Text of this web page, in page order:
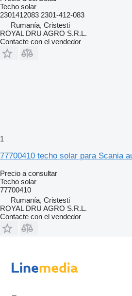
Techo solar
2301412083 2301-412-083
Rumanía, Cristesti
ROYAL DRU AGRO S.R.L.
Contacte con el vendedor
1
77700410 techo solar para Scania
Precio a consultar
Techo solar
77700410
Rumanía, Cristesti
ROYAL DRU AGRO S.R.L.
Contacte con el vendedor